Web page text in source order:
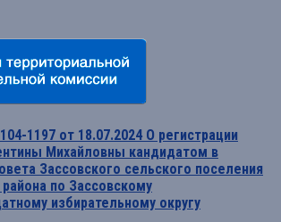
1197 от 18.07.2024 О регистрации
Михайловны кандидатом в
Зассовского сельского поселения
по Зассовскому
избирательному округу